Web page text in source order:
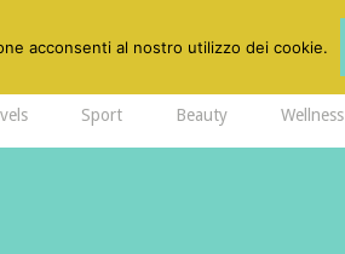
Sport Beauty Wellness
acconsenti al nostro utilizzo dei cookie.